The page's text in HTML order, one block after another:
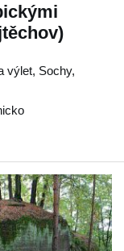
výlet, Sochy,